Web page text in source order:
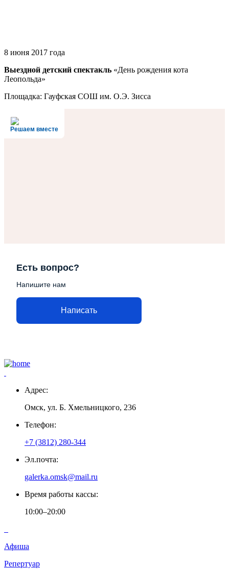
8 июня 2017 года
Выездной детский спектакль «День рождения кота
Леопольда»
Площадка: Гауфская СОШ им. О.Э. Зисса
Решаем вместе
Есть вопрос?
Напишите нам
Написать
Адрес:
Омск, ул. Б. Хмельницкого, 236
Телефон:
+7 (3812) 280-344
Эл.почта:
galerka.omsk@mail.ru
Время работы кассы:
10:00–20:00
Афиша
Репертуар